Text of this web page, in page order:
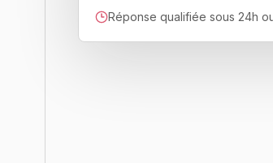
Réponse qualifiée sous 24h